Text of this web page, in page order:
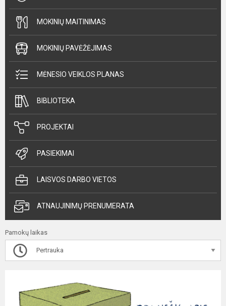
MOKINIŲ MAITINIMAS
MOKINIŲ PAVĖŽĖJIMAS
MĖNESIO VEIKLOS PLANAS
BIBLIOTEKA
PROJEKTAI
PASIEKIMAI
LAISVOS DARBO VIETOS
ATNAUJINIMŲ PRENUMERATA
Pamokų laikas
Pertrauka